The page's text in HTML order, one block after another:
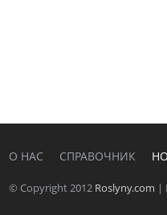
О НАС СПРАВОЧНИК
© Copyright 2012 Roslyny.com |